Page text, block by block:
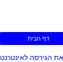
דף הבית
הגירסה לאינטרנט